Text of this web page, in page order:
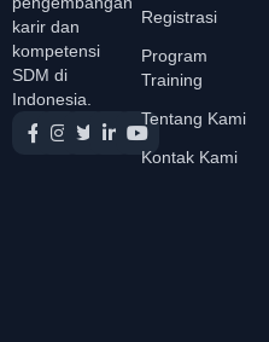
karir dan
kompetensi
SDM di
Indonesia.
Registrasi
Program
Training
Tentang Kami
Kontak Kami